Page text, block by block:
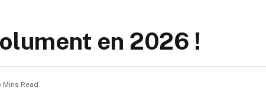
en 2026 !
Mins Read